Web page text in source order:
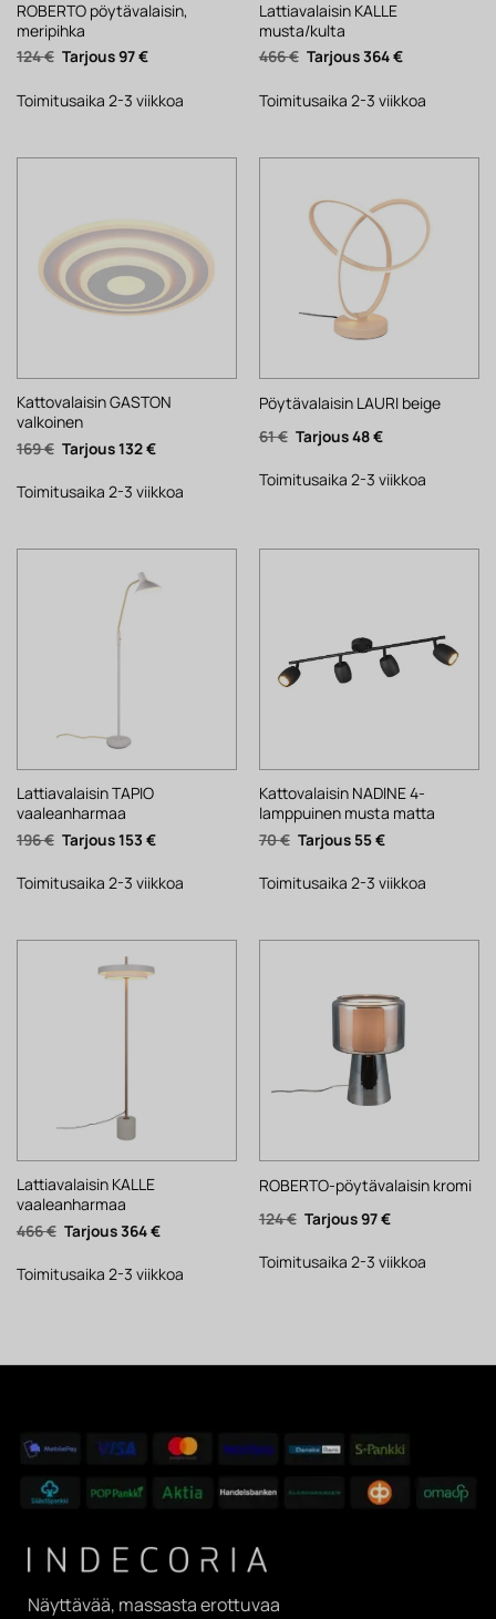
ROBERTO pöytävalaisin,
meripihka
124€ Alkuperäinen
hinta
124 €.
97€Nykyinen
97 €.
Toimitusaika 2-3 viikkoa
Lattiavalaisin KALLE
musta/kulta
466€ Alkuperäinen
hinta
466 €.
364€Nykyinen
364 €.
Toimitusaika 2-3 viikkoa
Kattovalaisin GASTON
valkoinen
169€ Alkuperäinen
hinta
169 €.
132€Nykyinen
132 €.
Toimitusaika 2-3 viikkoa
Pöytävalaisin LAURI beige
61€ Alkuperäinen
hinta
61 €.
48€Nykyinen
48 €.
Toimitusaika 2-3 viikkoa
Lattiavalaisin TAPIO
vaaleanharmaa
196€ Alkuperäinen
hinta
196 €.
153 €Nykyinen
153 €.
Toimitusaika 2-3 viikkoa
Kattovalaisin NADINE 4-
lamppuinen musta matta
70€ Alkuperäinen
hinta
70 €.
55€Nykyinen
55 €.
Toimitusaika 2-3 viikkoa
Lattiavalaisin KALLE
vaaleanharmaa
466€ Alkuperäinen
hinta
466 €.
364€Nykyinen
364 €.
Toimitusaika 2-3 viikkoa
ROBERTO-pöytävalaisin kromi
124€ Alkuperäinen
hinta
124 €.
97€Nykyinen
97 €.
Toimitusaika 2-3 viikkoa
Näyttävää, massasta erottuvaa